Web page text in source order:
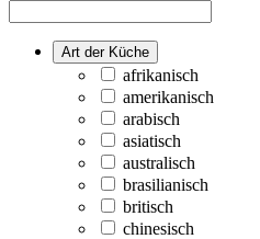
Art der Küche
afrikanisch
amerikanisch
arabisch
asiatisch
australisch
brasilianisch
britisch
chinesisch